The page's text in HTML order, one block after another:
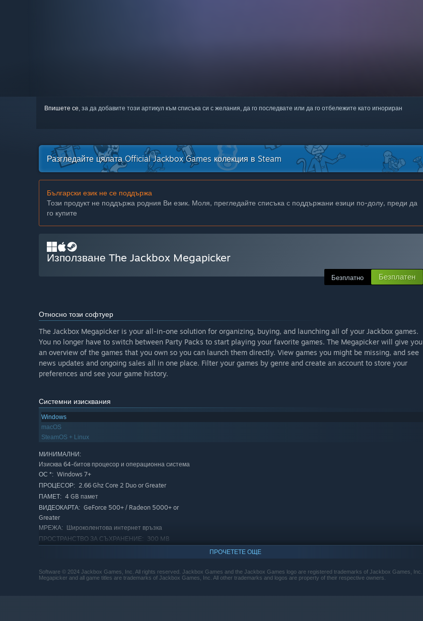
Впишете се, за да добавите този артикул към списъка си с желания, да го последвате или да го отбележите като игнориран
Разгледайте цялата Official Jackbox Games колекция в Steam
Български език не се поддържа
Този продукт не поддържа родния Ви език. Моля, прегледайте списъка с поддържани езици по-долу, преди да
го купите
Използване The Jackbox Megapicker
Безплатно Безплатен
Относно този софтуер
The Jackbox Megapicker is your all-in-one solution for organizing, buying, and launching all of your Jackbox games.
You no longer have to switch between Party Packs to start playing your favorite games. The Megapicker will give you
an overview of the games that you own so you can launch them directly. View games you might be missing, and see
news updates and ongoing sales all in one place. Filter your games by genre and create an account to store your
preferences and see your game history.
Системни изисквания
Windows
macOS
SteamOS + Linux
МИНИМАЛНИ:
Изисква 64-битов процесор и операционна система
ОС *: Windows 7+
ПРОЦЕСОР: 2.66 Ghz Core 2 Duo or Greater
ПАМЕТ: 4 GB памет
ВИДЕОКАРТА: GeForce 500+ / Radeon 5000+ or
Greater
МРЕЖА: Широколентова интернет връзка
ПРОСТРАНСТВО ЗА СЪХРАНЕНИЕ:
300 MB
Изисква 64-битов процесор и операционна система
ОС *: Windows 8.1+
ПРОЧЕТЕТЕ ОЩЕ
Software © 2024 Jackbox Games, Inc. All rights reserved. Jackbox Games and the Jackbox Games logo are registered trademarks of Jackbox Games, Inc.
Megapicker and all game titles are trademarks of Jackbox Games, Inc. All other trademarks and logos are property of their respective owners.